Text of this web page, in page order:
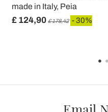
made in Italy, Peia
£ 124,90 £ 178,42 - 30%